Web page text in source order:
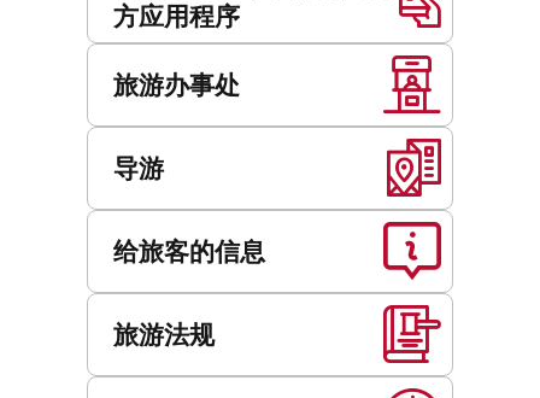
方应用程序
旅游办事处
导游
给旅客的信息
旅游法规